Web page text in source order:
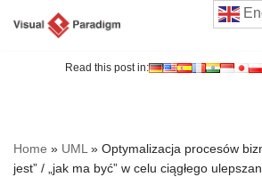
Read this post in:
Home » UML» Optymalizacja procesów
jest” / „jak ma być” w celu ciągłego